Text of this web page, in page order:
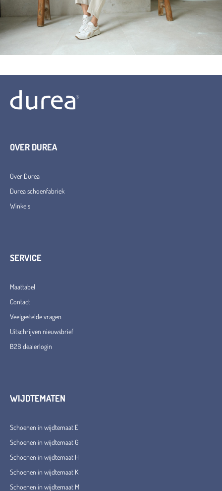
OVER DUREA
Over Durea
Durea schoenfabriek
Winkels
SERVICE
Maattabel
Contact
Veelgestelde vragen
Uitschrijven nieuwsbrief
B2B dealerlogin
WIJDTEMATEN
Schoenen in wijdtemaat E
Schoenen in wijdtemaat G
Schoenen in wijdtemaat H
Schoenen in wijdtemaat K
Schoenen in wijdtemaat M